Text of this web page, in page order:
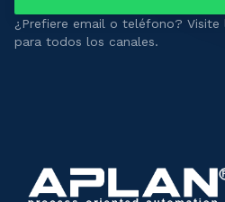
¿Prefiere email o teléfono?
para todos los canales.